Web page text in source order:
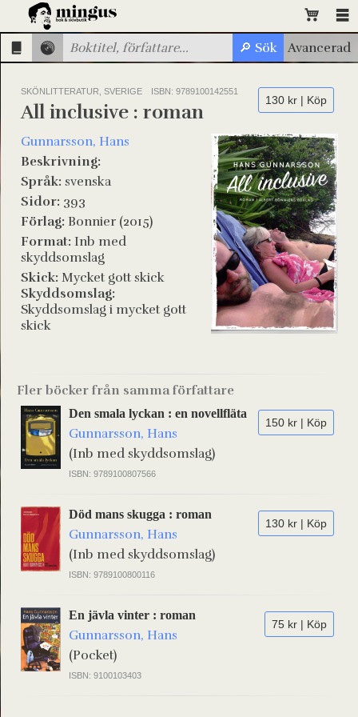
SKÖNLITTERATUR, SVERIGE ISBN: 9789100142551
130 kr | Köp
All inclusive : roman
Gunnarsson, Hans
Beskrivning:
Språk: svenska
Sidor: 393
Förlag: Bonnier (2015)
Format: Inb med
skyddsomslag
Skick: Mycket gott skick
Skyddsomslag:
Skyddsomslag i mycket gott
skick
Fler böcker från samma författare
150 kr | Köp
Den smala lyckan : en novellfläta
Gunnarsson, Hans
(Inb med skyddsomslag)
ISBN: 9789100807566
130 kr | Köp
Död mans skugga : roman
Gunnarsson, Hans
(Inb med skyddsomslag)
ISBN: 9789100800116
75 kr | Köp
En jävla vinter : roman
Gunnarsson, Hans
(Pocket)
ISBN: 9100103403